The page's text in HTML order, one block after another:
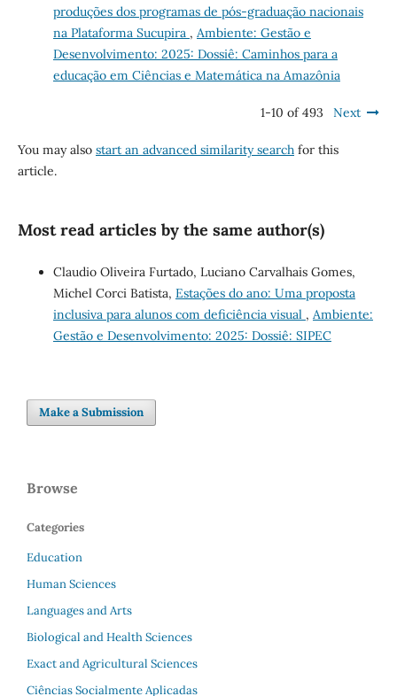
produções dos programas de pós-graduação nacionais
na Plataforma Sucupira , Ambiente: Gestão e
Desenvolvimento: 2025: Dossiê: Caminhos para a
educação em Ciências e Matemática na Amazônia
1-10 of 493 Next
You may also start an advanced similarity searchfor this
article.
Most read articles by the same author(s)
Claudio Oliveira Furtado, Luciano Carvalhais Gomes,
Michel Corci Batista, Estações do ano: Uma proposta
inclusiva para alunos com deficiência visual , Ambiente:
Gestão e Desenvolvimento: 2025: Dossiê: SIPEC
Make a Submission
Browse
Categories
Education
Human Sciences
Languages and Arts
Biological and Health Sciences
Exact and Agricultural Sciences
Ciências Socialmente Aplicadas